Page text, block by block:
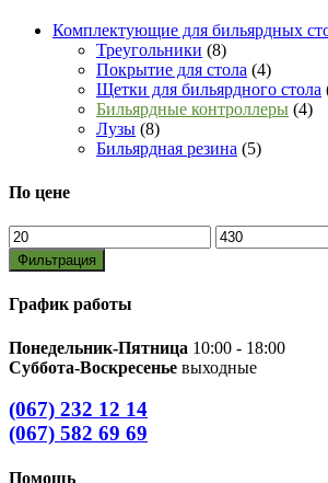
Комплектующие для бильярдных
Треугольники (8)
Покрытие для стола (4)
Щетки для бильярдного стола
Бильярдные контроллеры (4)
Лузы (8)
Бильярдная резина (5)
По цене
Минимальная
цена
Максимальная
цена
Фильтрация
График работы
Понедельник-Пятница 10:00 - 18:00
Суббота-Воскресенье выходные
(067) 232 12 14
(067) 582 69 69
Помощь